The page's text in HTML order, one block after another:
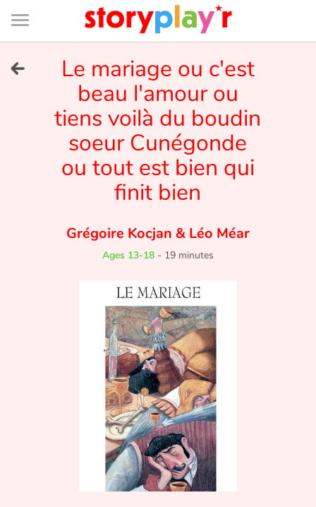
Connexion
Bibliothèque
de
page
Tales and classics in french
Fable, myth, literature and poetry
Princesses and princes, kings, queens and dragons
Ogres, monsters and witches
Heroines and Heroes
Ecology, nature, seasons
Le mariage ou c'est
beau l'amour ou
tiens voilà du boudin
soeur Cunégonde
ou tout est bien qui
finit bien
Grégoire Kocjan & Léo Méar
Ages 13-18 - 19 minutes